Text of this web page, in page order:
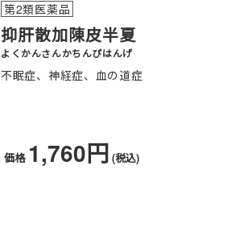
第2類医薬品
抑肝散加陳皮半夏
よくかんさんかちんぴはんげ
不眠症、神経症、血の道症
価格 1,760円 (税込)